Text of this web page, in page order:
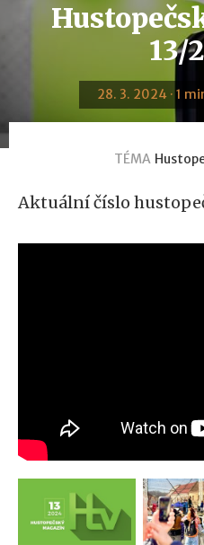
13/
28. 3. 2024 · 1
TÉMA
Aktuální číslo